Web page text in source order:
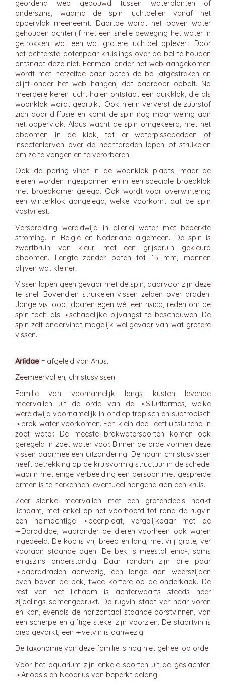
geordend web gebouwd tussen waterplanten of
anderszins, waarna de spin luchtbellen vanaf het
oppervlak meeneemt. Daartoe wordt het boven water
gehouden achterlijf met een snelle beweging het water in
getrokken, wat een wat grotere luchtbel oplevert. Door
het achterste potenpaar kruislings over de bel te houden
ontsnapt deze niet. Eenmaal onder het web aangekomen
wordt met hetzelfde paar poten de bel afgestreken en
blijft onder het web hangen, dat daardoor opbolt. Na
meerdere keren lucht halen ontstaat een duikklok, die als
woonklok wordt gebruikt. Ook hierin ververst de zuurstof
zich door diffusie en komt de spin nog maar weinig aan
het oppervlak. Aldus wacht de spin omgekeerd, met het
abdomen in de klok, tot er waterpissebedden of
insectenlarven over de hechtdraden lopen of struikelen
om ze te vangen en te verorberen.
Ook de paring vindt in de woonklok plaats, maar de
eieren worden ingesponnen en in een speciale broedklok
met broedkamer gelegd. Ook wordt voor overwintering
een winterklok aangelegd, welke voorkomt dat de spin
vastvriest.
Verspreiding wereldwijd in allerlei water met beperkte
stroming. In België en Nederland algemeen. De spin is
zwartbruin van kleur, met een grijsbruin gekleurd
abdomen. Lengte zonder poten tot 15 mm, mannen
blijven wat kleiner.
Vissen lopen geen gevaar met de spin, daarvoor zijn deze
te snel. Bovendien struikelen vissen zelden over draden.
Jonge vis loopt daarentegen wél een risico, reden om de
spin toch als ➛schadelijke bijvangstte beschouwen. De
spin zelf ondervindt mogelijk wel gevaar van wat grotere
vissen.
Aríidae = afgeleid van Arius.
Zeemeervallen, christusvissen
Familie van voornamelijk langs kusten levende
meervallen uit de orde van de ➛Siluriformes, welke
wereldwijd voornamelijk in ondiep tropisch en subtropisch
➛brak water voorkomen. Een klein deel leeft uitsluitend in
zoet water. De meeste brakwatersoorten komen ook
geregeld in zoet water voor. Binnen de orde vormen deze
vissen daarmee een uitzondering. De naam christusvissen
heeft betrekking op de kruisvormig structuur in de schedel
waarin met enige verbeelding een persoon met gespreide
armen is te herkennen, eventueel hangend aan een kruis.
Zeer slanke meervallen met een grotendeels naakt
lichaam, met enkel op het voorhoofd tot rond de rugvin
een helmachtige ➛beenplaat, vergelijkbaar met de
➛Doradidae, waaronder de dieren voorheen ook waren
ingedeeld. De kop is vrij breed en lang, met vrij grote, ver
vooraan staande ogen. De bek is meestal eind-, soms
enigszins onderstandig. Daar rondom zijn drie paar
➛baarddraden aanwezig, een lange aan weerszijden
even boven de bek, twee kortere op de onderkaak. De
rest van het lichaam is achterwaarts steeds neer
zijdelings samengedrukt. De rugvin staat ver naar voren
en kan, evenals de horizontaal staande borstvinnen, van
een scherpe en giftige stekel zijn voorzien. De staartvin is
diep gevorkt, een ➛vetvin is aanwezig.
De taxonomie van deze familie is nog niet geheel op orde.
Voor het aquarium zijn enkele soorten uit de geslachten
➛Ariopsis en Neoarius van beperkt belang.